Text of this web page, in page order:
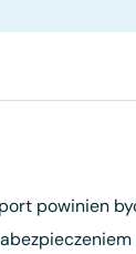
powinien